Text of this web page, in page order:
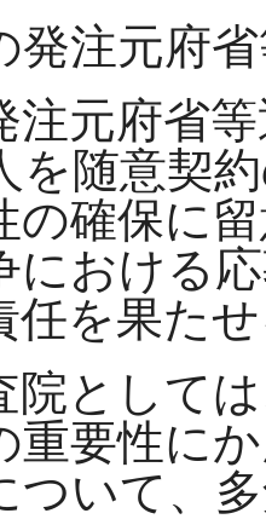
注元府省
元府省
を随意契
の確保に
における
任を果た
として
重要性に
ついて、